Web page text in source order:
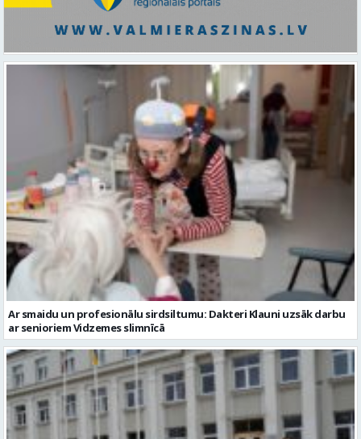
Ar smaidu un profesionālu sirdsiltumu: Dakteri Klauni uzsāk darbu
ar senioriem Vidzemes slimnīcā